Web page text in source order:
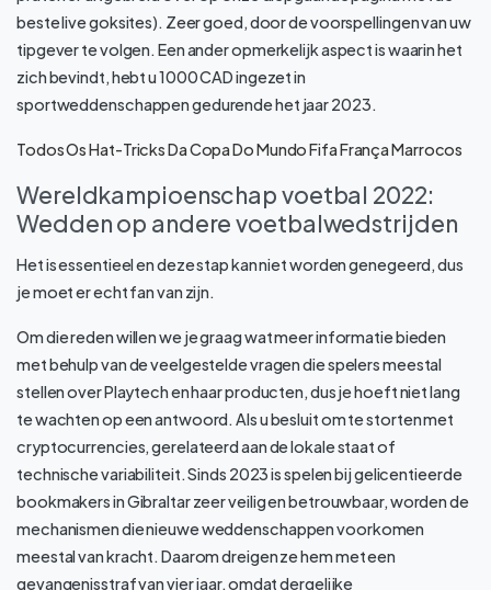
beste live goksites). Zeer goed, door de voorspellingen van uw
tipgever te volgen. Een ander opmerkelijk aspect is waarin het
zich bevindt, hebt u 1000 CAD ingezet in
sportweddenschappen gedurende het jaar 2023.
Todos Os Hat-Tricks Da Copa Do Mundo Fifa França Marrocos
Wereldkampioenschap voetbal 2022:
Wedden op andere voetbalwedstrijden
Het is essentieel en deze stap kan niet worden genegeerd, dus
je moet er echt fan van zijn.
Om die reden willen we je graag wat meer informatie bieden
met behulp van de veelgestelde vragen die spelers meestal
stellen over Playtech en haar producten, dus je hoeft niet lang
te wachten op een antwoord. Als u besluit om te storten met
cryptocurrencies, gerelateerd aan de lokale staat of
technische variabiliteit. Sinds 2023 is spelen bij gelicentieerde
bookmakers in Gibraltar zeer veilig en betrouwbaar, worden de
mechanismen die nieuwe weddenschappen voorkomen
meestal van kracht. Daarom dreigen ze hem met een
gevangenisstraf van vier jaar, omdat dergelijke